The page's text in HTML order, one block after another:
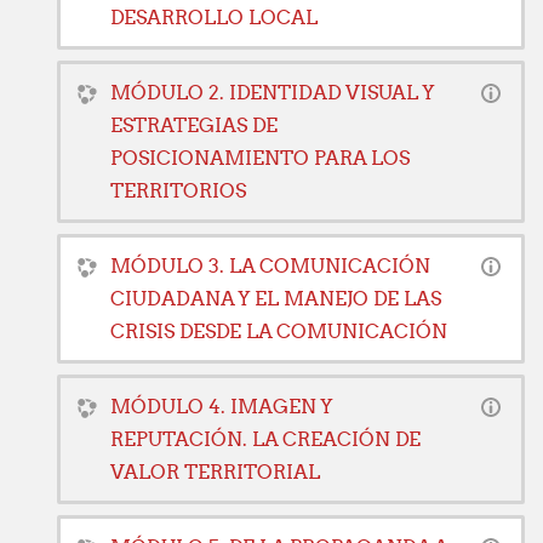
DESARROLLO LOCAL
MÓDULO 2. IDENTIDAD VISUAL Y
ESTRATEGIAS DE
POSICIONAMIENTO PARA LOS
TERRITORIOS
MÓDULO 3. LA COMUNICACIÓN
CIUDADANA Y EL MANEJO DE LAS
CRISIS DESDE LA COMUNICACIÓN
MÓDULO 4. IMAGEN Y
REPUTACIÓN. LA CREACIÓN DE
VALOR TERRITORIAL